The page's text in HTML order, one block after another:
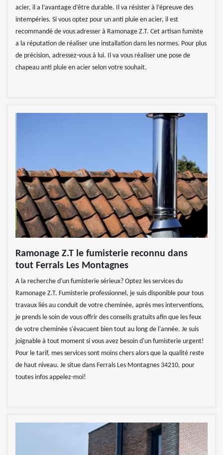
acier, il a l’avantage d’être durable. Il va résister à l’épreuve des
intempéries. Si vous optez pour un anti pluie en acier, il est
recommandé de vous adresser à Ramonage Z.T. Cet artisan fumiste
a la réputation de réaliser une installation dans les normes. Pour plus
de précision, adressez-vous à lui. Il va vous réaliser une pose de
chapeau anti pluie en acier selon votre souhait.
Ramonage Z.T le fumisterie reconnu dans
tout Ferrals Les Montagnes
A la recherche d'un fumisterie sérieux? Optez les services du
Ramonage Z.T. Fumisterie professionnel, je suis disponible pour tous
travaux liés au conduit de votre cheminée, après mes interventions,
je prends le soin de vous offrir des conseils gratuits afin que les feux
de votre cheminée s'évacuent bien tout au long de l'année. Je suis
joignable à tout moment si vous avez besoin d'un fumisterie urgent!
Pour le tarif, mes services sont moins chers alors que la qualité reste
de haut niveau. Je situe dans Ferrals Les Montagnes 34210, pour
toutes infos appelez-moi!